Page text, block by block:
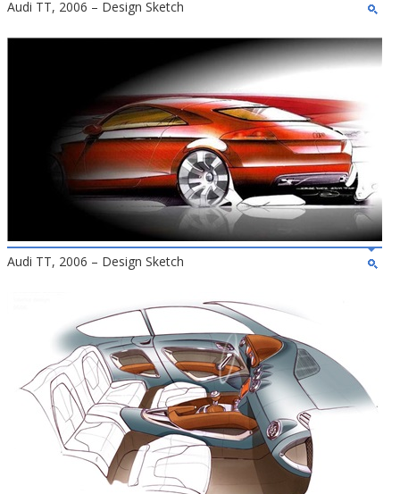
Audi TT, 2006 – Design Sketch
Audi TT, 2006 – Design Sketch